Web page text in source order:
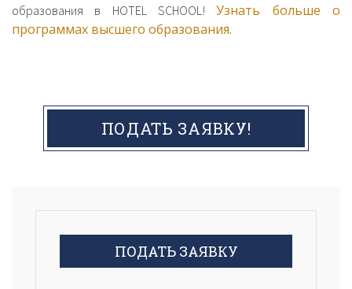
образования в HOTEL SCHOOL!Узнать больше о
программах высшего образования.
ПОДАТЬ ЗАЯВКУ!
ПОДАТЬ ЗАЯВКУ